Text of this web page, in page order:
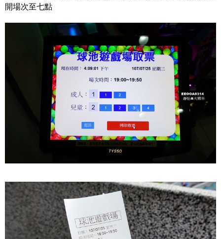
開場次至七點